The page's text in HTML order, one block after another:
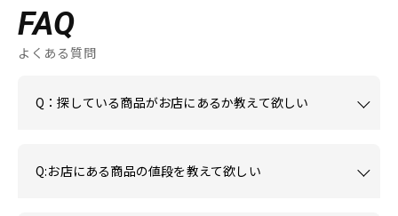
FAQ
よくある質問
Q：探している商品がお店にあるか教えて欲しい
Q:お店にある商品の値段を教えて欲しい